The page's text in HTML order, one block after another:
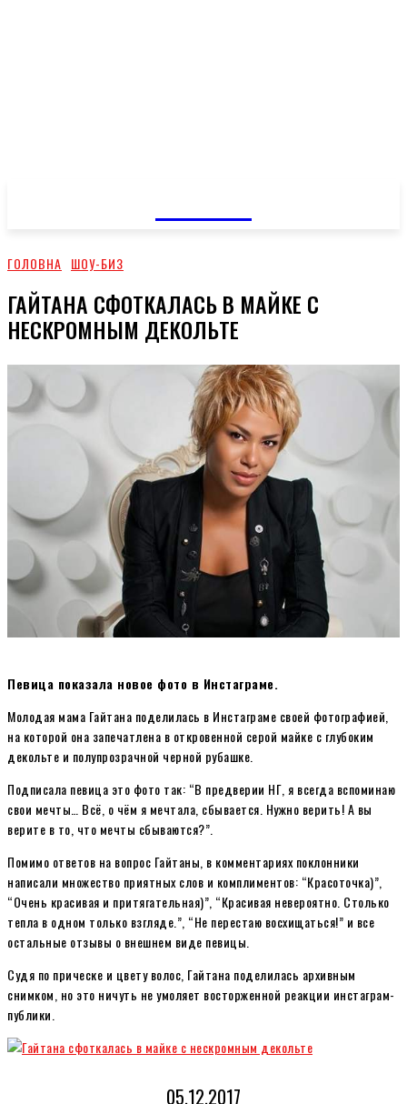
ГОЛОВНА ШОУ-БИЗ
ГАЙТАНА СФОТКАЛАСЬ В МАЙКЕ С
НЕСКРОМНЫМ ДЕКОЛЬТЕ
Певица показала новое фото в Инстаграме.
Молодая мама Гайтана поделилась в Инстаграме своей фотографией,
на которой она запечатлена в откровенной серой майке с глубоким
декольте и полупрозрачной черной рубашке.
Подписала певица это фото так: “В предверии НГ, я всегда вспоминаю
свои мечты… Всё, о чём я мечтала, сбывается. Нужно верить! А вы
верите в то, что мечты сбываются?”.
Помимо ответов на вопрос Гайтаны, в комментариях поклонники
написали множество приятных слов и комплиментов: “Красоточка)”,
“Очень красивая и притягательная)”, “Красивая невероятно. Столько
тепла в одном только взгляде.”, “Не перестаю восхищаться!” и все
остальные отзывы о внешнем виде певицы.
Судя по прическе и цвету волос, Гайтана поделилась архивным
снимком, но это ничуть не умоляет восторженной реакции инстаграм-
публики.
05.12.2017